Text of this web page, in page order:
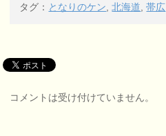
タグ： となりのケン ,北海道 ,帯広
コメントは受け付けていません。